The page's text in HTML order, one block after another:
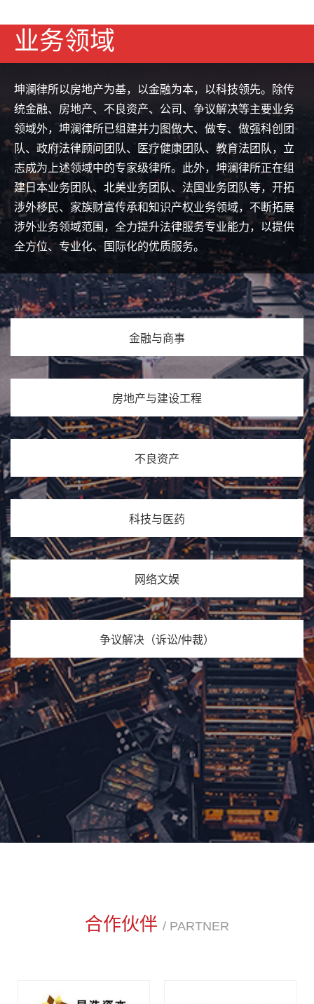
业务领域
坤澜律所以房地产为基，以金融为本，以科技领先。除传
统金融、房地产、不良资产、公司、争议解决等主要业务
领域外，坤澜律所已组建并力图做大、做专、做强科创团
队、政府法律顾问团队、医疗健康团队、教育法团队，立
志成为上述领域中的专家级律所。此外，坤澜律所正在组
建日本业务团队、北美业务团队、法国业务团队等，开拓
涉外移民、家族财富传承和知识产权业务领域，不断拓展
涉外业务领域范围，全力提升法律服务专业能力，以提供
全方位、专业化、国际化的优质服务。
金融与商事
房地产与建设工程
不良资产
科技与医药
网络文娱
争议解决（诉讼/仲裁）
合作伙伴 / PARTNER